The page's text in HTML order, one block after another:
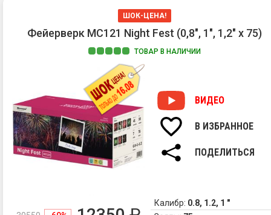
ШОК-ЦЕНА!
Фейерверк MC121 Night Fest (0,8", 1", 1,2" х 75)
ТОВАР В НАЛИЧИИ
ВИДЕО
В ИЗБРАННОЕ
ПОДЕЛИТЬСЯ
Калибр: 0.8, 1.2, 1 "